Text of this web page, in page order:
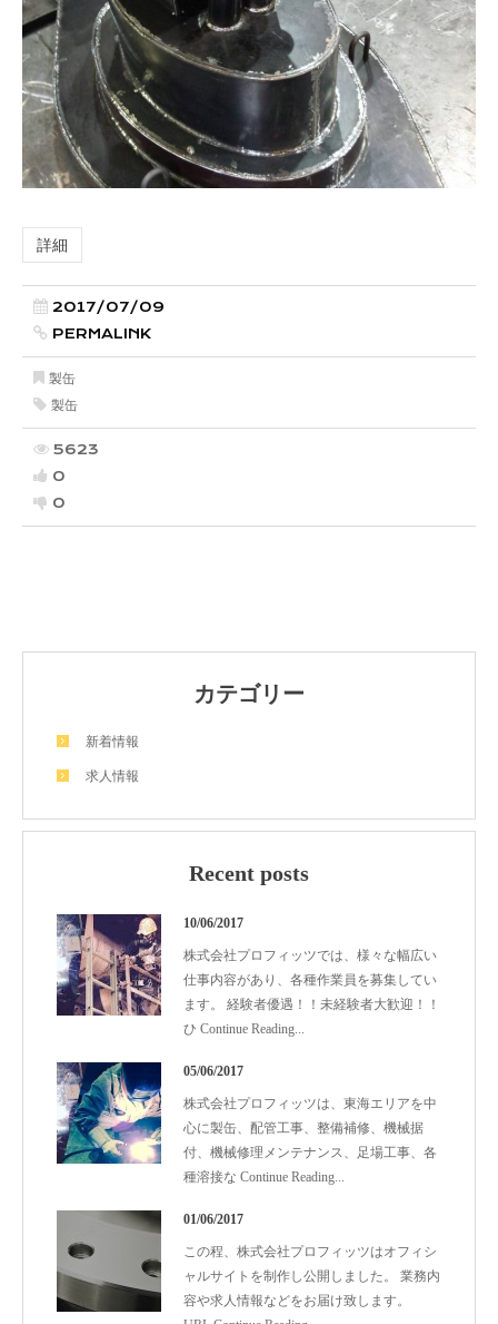
詳細
2017/07/09
PERMALINK
製缶
製缶
5623
0
0
カテゴリー
新着情報
求人情報
Recent posts
10/06/2017
株式会社プロフィッツでは、様々な幅広い
仕事内容があり、各種作業員を募集してい
ます。 経験者優遇！！未経験者大歓迎！！
ひ Continue Reading
05/06/2017
株式会社プロフィッツは、東海エリアを中
心に製缶、配管工事、整備補修、機械据
付、機械修理メンテナンス、足場工事、各
種溶接な Continue Reading
01/06/2017
この程、株式会社プロフィッツはオフィシ
ャルサイトを制作し公開しました。 業務内
容や求人情報などをお届け致します。